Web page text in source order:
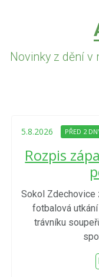
Novinky z dění v
5.8.2026 PŘED 2
Rozpis
Sokol Zdechovice
fotbalová
trávníku